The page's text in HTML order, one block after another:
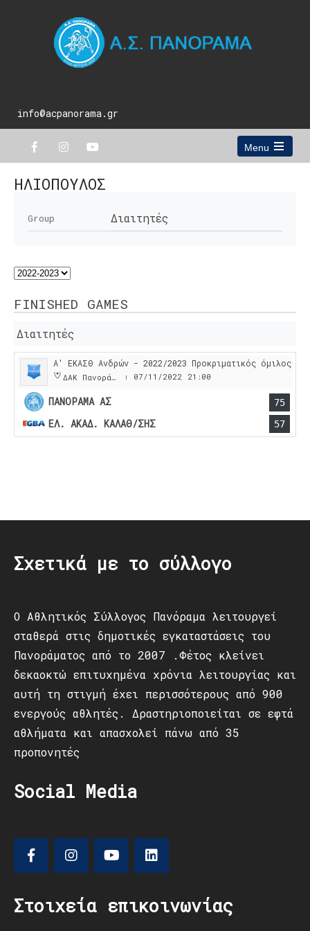
info@acpanorama.gr
Menu
Open
ΗΛΙΟΠΟΥΛΟΣ
Group Διαιτητές
FINISHED GAMES
Διαιτητές
Α' ΕΚΑΣΘ Ανδρών - 2022/2023 Προκριματικός όμιλος
ΔΑΚ Πανοράματος | 07/11/2022 21:00
ΠΑΝΟΡΑΜΑ ΑΣ 75
ΕΛ. ΑΚΑΔ. ΚΑΛΑΘ/ΣΗΣ 57
Σχετικά με το σύλλογο
Ο Αθλητικός Σύλλογος Πανόραμα λειτουργεί
σταθερά στις δημοτικές εγκαταστάσεις του
Πανοράματος από το 2007 .Φέτος κλείνει
δεκαοκτώ επιτυχημένα χρόνια λειτουργίας και
αυτή τη στιγμή έχει περισσότερους από 900
ενεργούς αθλητές. Δραστηριοποιείται σε εφτά
αθλήματα και απασχολεί πάνω από 35
προπονητές
Social Media
Στοιχεία επικοινωνίας